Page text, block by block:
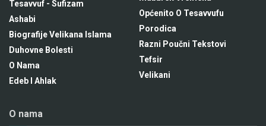
Tesavvuf - Sufizam
Ashabi
Biografije Velikana Islama
Duhovne Bolesti
O Nama
Edeb I Ahlak
Općenito O Tesavvufu
Porodica
Razni Poučni Tekstovi
Tefsir
Velikani
O nama